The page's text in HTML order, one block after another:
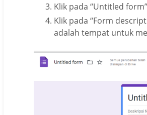
Klik pada “Untitled
Klik pada “Form
adalah tempat untuk